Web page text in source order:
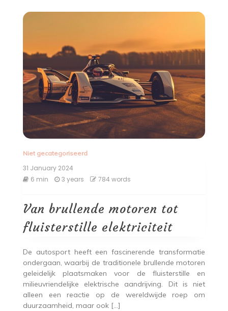
Niet gecategoriseerd
31 January 2024
6 min
3 years 784 words
Van brullende motoren tot
fluisterstille elektriciteit
De autosport heeft een fascinerende transformatie
ondergaan, waarbij de traditionele brullende motoren
geleidelijk plaatsmaken voor de fluisterstille en
milieuvriendelijke elektrische aandrijving. Dit is niet
alleen een reactie op de wereldwijde roep om
duurzaamheid, maar ook […]